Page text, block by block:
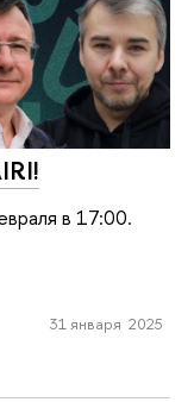
в 17:00.
31 января 2025